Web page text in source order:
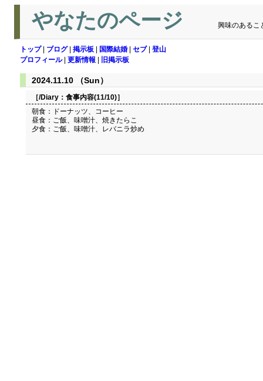
やなたのページ 興味のあるこ
トップ| ブログ| 掲示板 国際結婚 セブ| 登山
プロフィール| 更新情報 旧掲示板
2024.11.10 （Sun）
［/Diary： 食事内容(11/10)］
朝食：ドーナッツ、コーヒー
昼食：ご飯、味噌汁、焼きたらこ
夕食：ご飯、味噌汁、レバニラ炒め